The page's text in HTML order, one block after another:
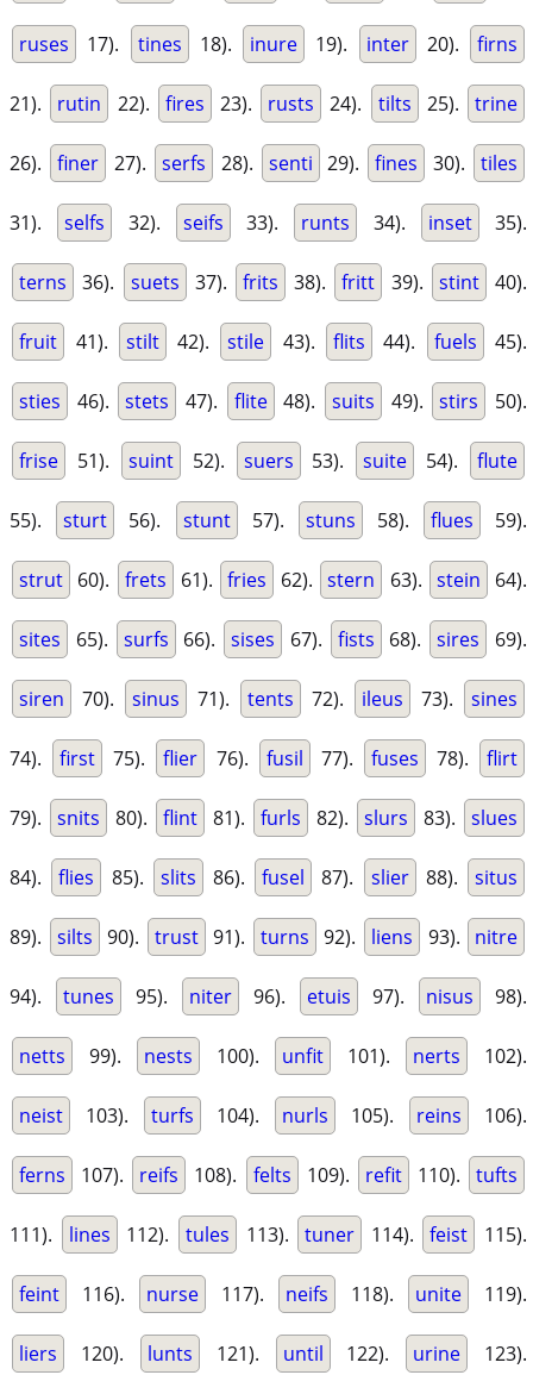
ruses 17). tines 18). inure 19). inter 20). firns
21). rutin 22). fires 23). rusts 24). tilts 25). trine
26). finer 27). serfs 28). senti 29). fines 30). tiles
31). selfs 32). seifs 33). runts 34). inset 35).
terns 36). suets 37). frits 38). fritt 39). stint 40).
fruit 41). stilt 42). stile 43). flits 44). fuels 45).
sties 46). stets 47). flite 48). suits 49). stirs 50).
frise 51). suint 52). suers 53). suite 54). flute
55). sturt 56). stunt 57). stuns 58). flues 59).
strut 60). frets 61). fries 62). stern 63). stein 64).
sites 65). surfs 66). sises 67). fists 68). sires 69).
siren 70). sinus 71). tents 72). ileus 73). sines
74). first 75). flier 76). fusil 77). fuses 78). flirt
79). snits 80). flint 81). furls 82). slurs 83). slues
84). flies 85). slits 86). fusel 87). slier 88). situs
89). silts 90). trust 91). turns 92). liens 93). nitre
94). tunes 95). niter 96). etuis 97). nisus 98).
netts 99). nests 100). unfit 101). nerts 102).
neist 103). turfs 104). nurls 105). reins 106).
ferns 107). reifs 108). felts 109). refit 110). tufts
111). lines 112). tules 113). tuner 114). feist 115).
feint 116). nurse 117). neifs 118). unite 119).
liers 120). lunts 121). until 122). urine 123).